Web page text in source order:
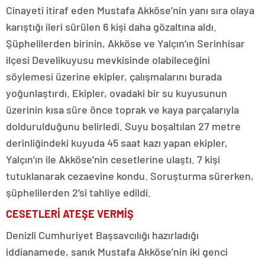
Cinayeti itiraf eden Mustafa Akköse’nin yanı sıra olaya
karıştığı ileri sürülen 6 kişi daha gözaltına aldı.
Şüphelilerden birinin, Akköse ve Yalçın’ın Serinhisar
ilçesi Develikuyusu mevkisinde olabileceğini
söylemesi üzerine ekipler, çalışmalarını burada
yoğunlaştırdı. Ekipler, ovadaki bir su kuyusunun
üzerinin kısa süre önce toprak ve kaya parçalarıyla
doldurulduğunu belirledi. Suyu boşaltılan 27 metre
derinliğindeki kuyuda 45 saat kazı yapan ekipler,
Yalçın’ın ile Akköse’nin cesetlerine ulaştı. 7 kişi
tutuklanarak cezaevine kondu. Soruşturma sürerken,
şüphelilerden 2’si tahliye edildi.
CESETLERİ ATEŞE VERMİŞ
Denizli Cumhuriyet Başsavcılığı hazırladığı
iddianamede, sanık Mustafa Akköse’nin iki genci